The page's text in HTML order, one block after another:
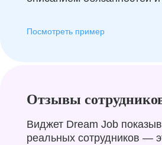
Посмотреть пример
Отзывы
Виджет Dream Job
реальных сотрудников —